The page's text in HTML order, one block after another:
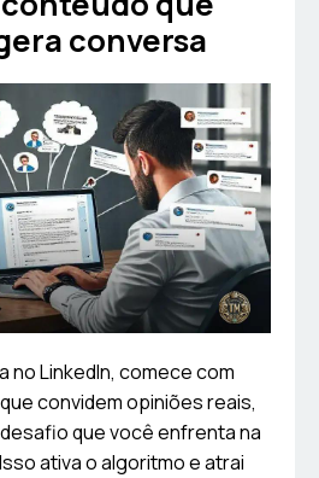
conversa
no LinkedIn, comece com
convidem opiniões reais,
desafio que você enfrenta na
ativa o algoritmo e atrai